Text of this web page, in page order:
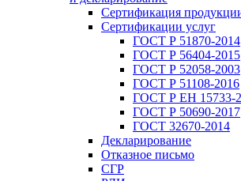
Сертификация
Сертификации услуг
ГОСТ Р 51870-2014
ГОСТ Р 56404-2015
ГОСТ Р 52058-2003
ГОСТ Р 51108-2016
ГОСТ Р ЕН 15733-
ГОСТ Р 50690-2017
ГОСТ 32670-2014
Декларирование
Отказное письмо
СГР